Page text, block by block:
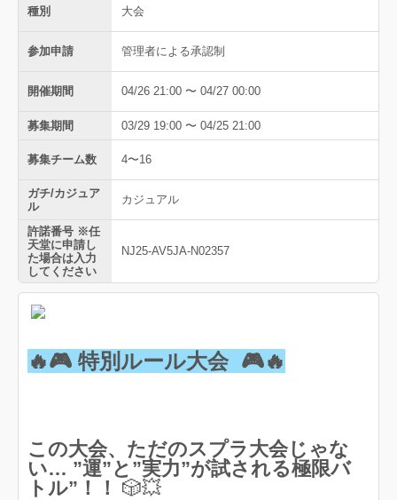
種別 大会
参加申請 管理者による承認制
開催期間 04/26 21:00 〜 04/27 00:00
募集期間 03/29 19:00 〜 04/25 21:00
募集チーム数 4〜16
ガチ/カジュア
ル
カジュアル
許諾番号 ※任
天堂に申請し
た場合は入力
してください
NJ25-AV5JA-N02357
🔥🎮 特別ルール大会 🎮🔥
この大会、ただのスプラ大会じゃな
い… ”運”と”実力”が試される極限バ
トル”！！ 🎲💥